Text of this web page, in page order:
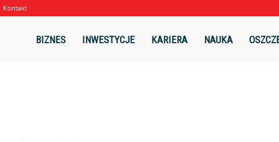
Kontakt
BIZNES INWESTYCJE KARIERA NAUKA